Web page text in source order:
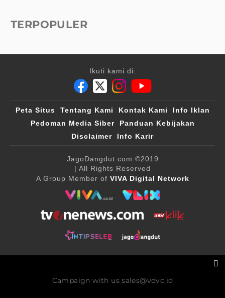
TERPOPULER
Ikuti kami di:
Peta Situs Tentang Kami Kontak Kami
Info Iklan
Pedoman Media Siber
Panduan Kebijakan
Disclaimer
Info Karir
JagoDangdut.com ©2019
| All Rights Reserved
A Group Member of VIVA Digital Network
